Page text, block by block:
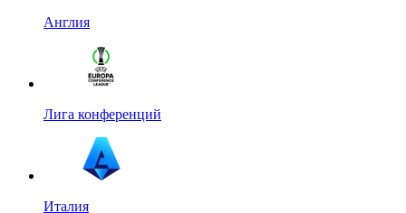
Англия
Лига конференций
Италия